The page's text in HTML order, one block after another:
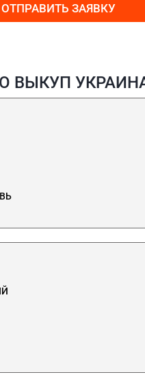
ОТПРАВИТЬ ЗАЯВКУ
ВЫКУП